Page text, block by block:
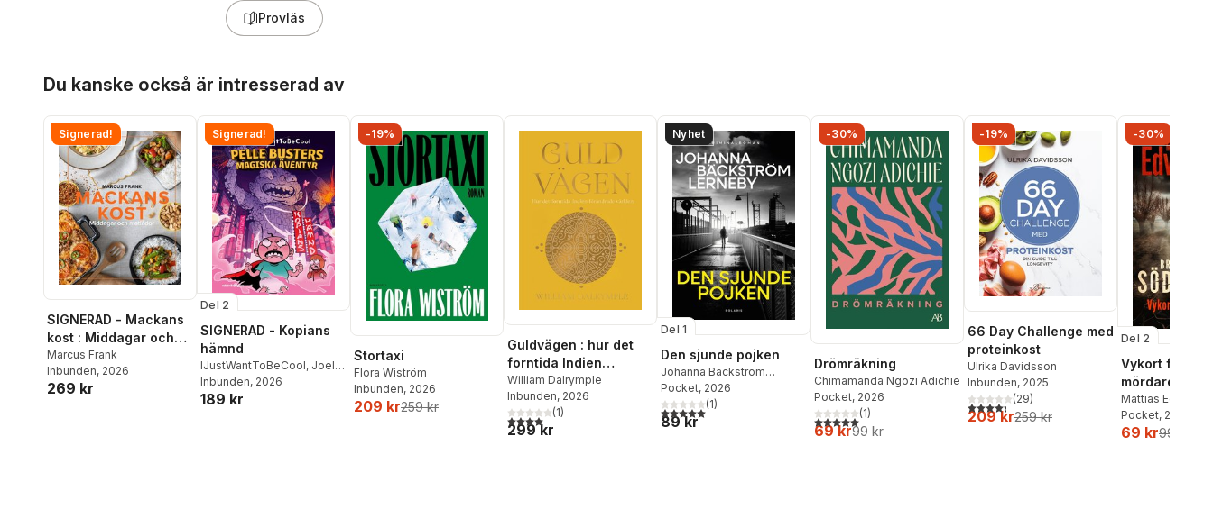
Provläs
Du kanske också är intresserad av
Signerad!
SIGNERAD - Mackans
kost : Middagar och
matlådor
Marcus Frank
Inbunden, 2026
269 kr
Signerad!
Del 2
SIGNERAD - Kopians
hämnd
IJustWantToBeCool, Joel
Adolphson,Emil Ejdemo
Beer ,Victor Beer
Inbunden, 2026
189 kr
-19%
Stortaxi
Flora Wiström
Inbunden, 2026
209 kr259 kr
Guldvägen : hur det
forntida Indien
förändrade världen
William Dalrymple
Inbunden, 2026
4,0utav 5 stjärnor. Totalt antal röster:
(1)
299 kr
Nyhet
Del 1
Den sjunde pojken
Johanna Bäckström
Lerneby
Pocket, 2026
5,0utav 5 stjärnor. Totalt antal röster:
(1)
89 kr
-30%
Drömräkning
Chimamanda Ngozi Adichie
Pocket, 2026
5,0utav 5 stjärnor. Totalt antal röster:
(1)
69 kr99 kr
-19%
66 Day Challenge med
proteinkost
Ulrika Davidsson
Inbunden, 2025
4,3utav 5 stjärnor. Totalt antal röster:
(29)
209 kr259 kr
-30%
Del 2
Vykort från en
mördare
Mattias
Pocket, 2026
69 kr99 kr